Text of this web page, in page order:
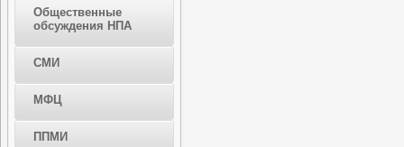
Общественные
обсуждения НПА
СМИ
МФЦ
ППМИ